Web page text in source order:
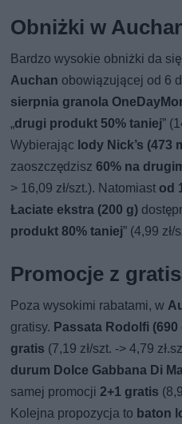
Obniżki w
Bardzo wysokie obniżki da
Auchan obowiązującej od 6
sierpnia granola
„drugi produkt 50% taniej”
Wybierając lody Nick’s (473
zaoszczędzisz60% na
> 16,09 zł/szt.). Natomiast od
Łaciate ekstra (200 g)
produkt 80% taniej” (4,99 zł/
Promocje z
Poza wysokimi rabatami, w
gratisy. Passata Rodolfi (690
gratis (7,19 zł/szt. -> 4,79
durum Dolce Gabbana Di
samej promocji2+1 gratis
Kolejna propozycja to baton